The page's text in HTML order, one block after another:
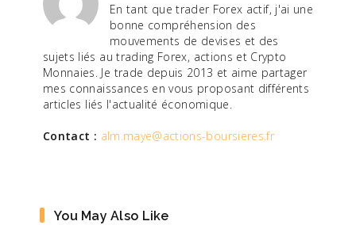
En tant que trader Forex actif, j'ai une
bonne compréhension des
mouvements de devises et des
sujets liés au trading Forex, actions et Crypto
Monnaies. Je trade depuis 2013 et aime partager
mes connaissances en vous proposant différents
articles liés l'actualité économique.
Contact : alm.maye@actions-boursieres.fr
You May Also Like